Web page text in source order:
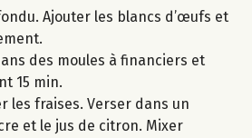
Ajouter les blancs d’œufs et
des moules à financiers et
15 min.
les fraises. Verser dans un
et le jus de citron. Mixer